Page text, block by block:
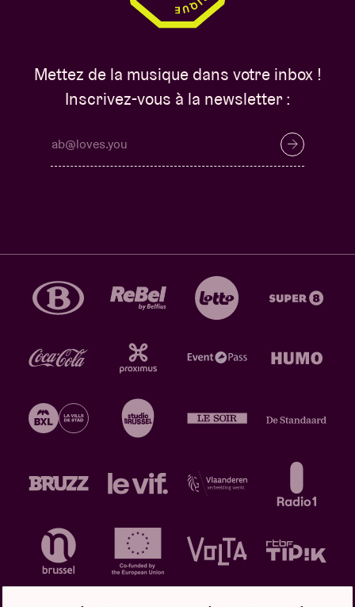
Mettez de la musique dans votre inbox !
Inscrivez-vous à la newsletter :